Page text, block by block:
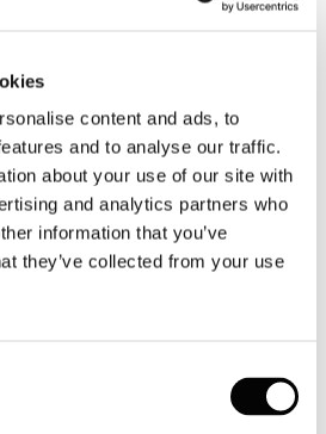
content and ads, to
and to analyse our traffic.
about your use of our site with
and analytics partners who
information that you’ve
they’ve collected from your use
Generali del Turismo, Pietrarsa 7-9